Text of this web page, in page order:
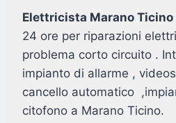
Elettricista Marano
24 ore per riparazioni
problema corto circuito .
impianto di allarme ,
cancello automatico
citofono a Marano Ticino.